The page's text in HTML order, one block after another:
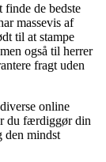
finde de bedste
massevis af
til at stampe
også til herrer
fragt uden
online
du færdiggør din
den mindst